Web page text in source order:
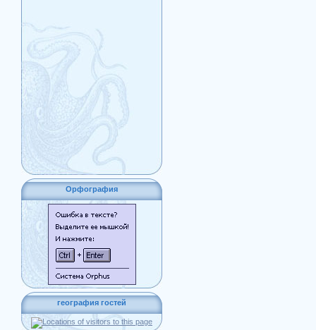
Орфография
география гостей